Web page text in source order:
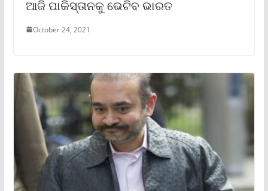
ଆଜି ପାକିସ୍ତାନକୁ ଭେଟିବ ଭାରତ
October 24, 2021